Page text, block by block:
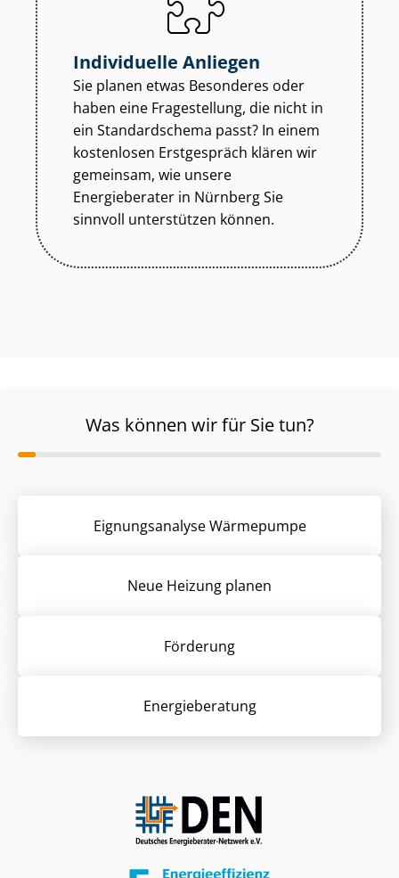
Individuelle Anliegen
Sie planen etwas Besonderes oder
haben eine Fragestellung, die nicht in
ein Standardschema passt? In einem
kostenlosen Erstgespräch klären wir
gemeinsam, wie unsere
Energieberater in Nürnberg Sie
sinnvoll unterstützen können.
Was können wir für Sie tun?
Eignungsanalyse Wärmepumpe
Neue Heizung planen
Förderung
Energieberatung